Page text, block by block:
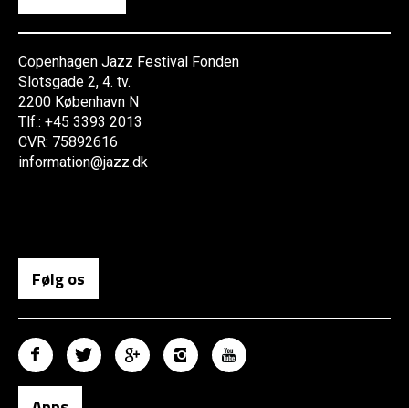
Copenhagen Jazz Festival Fonden
Slotsgade 2, 4. tv.
2200 København N
Tlf.: +45 3393 2013
CVR: 75892616
information@jazz.dk
Følg os